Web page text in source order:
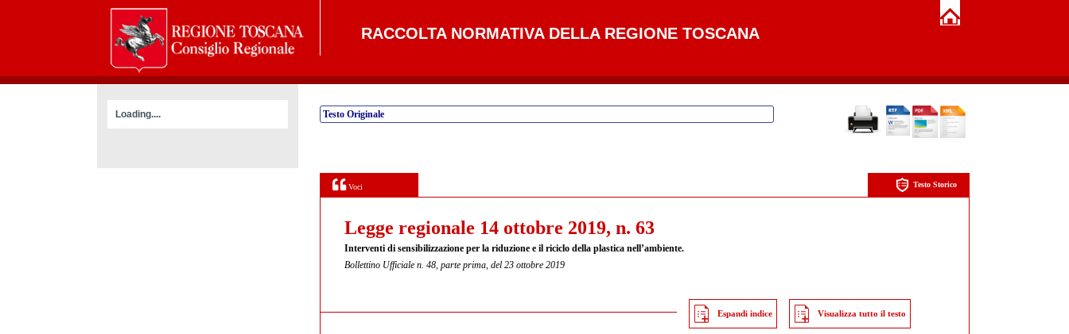
RACCOLTA NORMATIVA DELLA REGIONE TOSCANA
Loading.... Testo Originale
Voci Testo Storico
Legge regionale 14 ottobre 2019, n. 63
Interventi di sensibilizzazione per la riduzione e il riciclo della plastica nell’ambiente.
Bollettino Ufficiale n. 48, parte prima, del 23 ottobre 2019
Espandi indice Visualizza tutto il testo